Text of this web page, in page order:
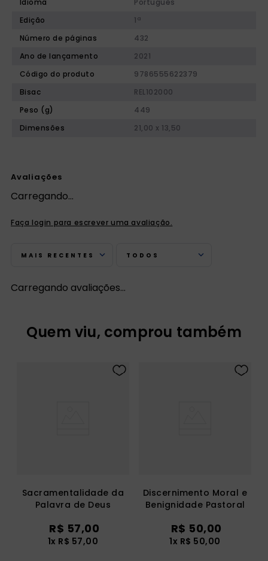
Idioma
Português
Edição
1ª
Número de páginas
432
Ano de lançamento
2021
Código do produto
9786555622379
Bisac
REL102000
Peso (g)
449
Dimensões
21,00 x 13,50
Avaliações
Carregando…
Faça login para escrever uma avaliação.
MAIS RECENTES TODOS
Carregando avaliações…
Quem viu, comprou também
Sacramentalidade da
Palavra de Deus
R$ 57,00
1x R$ 57,00
Discernimento Moral e
Benignidade Pastoral
R$ 50,00
1x R$ 50,00